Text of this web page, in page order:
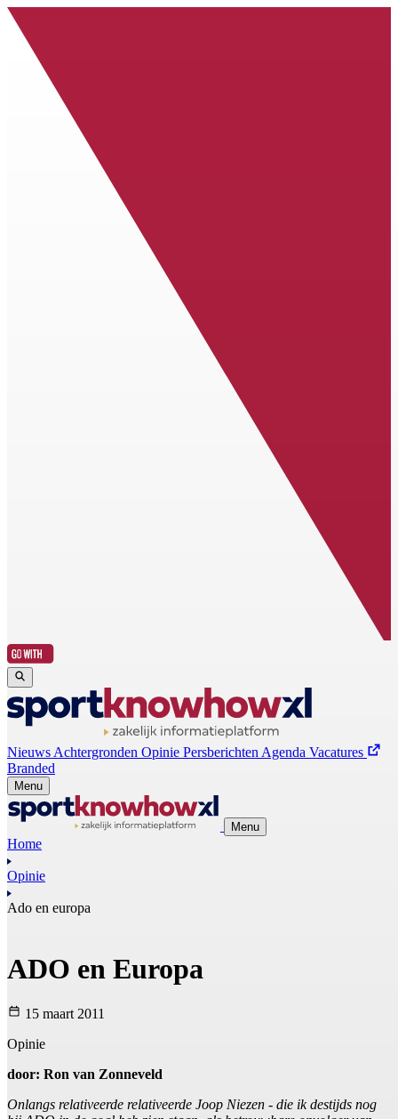
Nieuws Achtergronden Opinie Persberichten Agenda Vacatures
Branded
Menu
Menu
Home
Opinie
Ado en europa
ADO en Europa
15 maart 2011
Opinie
door: Ron van Zonneveld
Onlangs relativeerde relativeerde Joop Niezen - die ik destijds nog